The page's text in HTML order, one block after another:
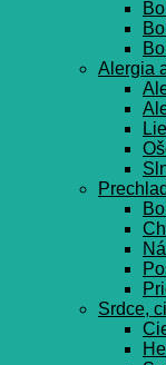
Alergia
Srdce,